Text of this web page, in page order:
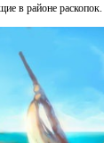
в районе раскопок.